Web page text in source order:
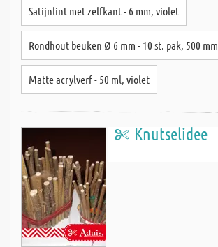
Satijnlint met zelfkant - 6 mm, violet
Rondhout beuken Ø 6 mm - 10 st. pak, 500 mm
Matte acrylverf - 50 ml, violet
Knutselidee